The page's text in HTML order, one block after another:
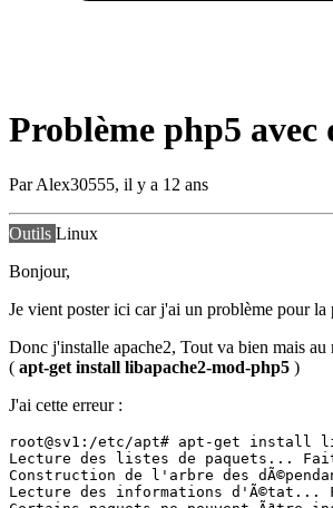
Problème php5 avec
ParAlex30555, il y a 12 ans
Outils Linux
Bonjour,
Je vient poster ici car j'ai un problème pour la
Donc j'installe apache2, Tout va bien mais
( apt-get install libapache2-mod-php5 )
J'ai cette erreur :
root@sv1:/etc/apt# apt-get install
Lecture des listes de paquets...
Construction de l'arbre des
Lecture des informations d'Ã©tat...